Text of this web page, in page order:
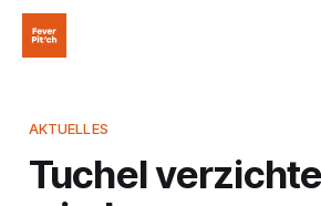
AKTUELLES
Tuchel